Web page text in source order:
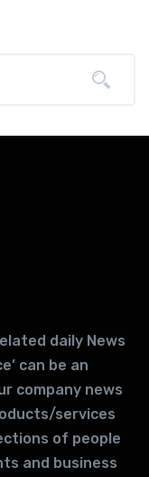
daily News
can be an
company news
services
of people
and business